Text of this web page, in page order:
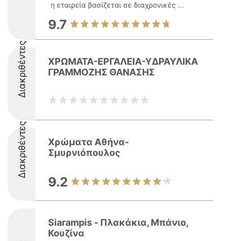
η εταιρεία βασίζεται σε διαχρονικές ...
9.7
Διακριθέντες
ΧΡΩΜΑΤΑ-ΕΡΓΑΛΕΙΑ-ΥΔΡΑΥΛΙΚΑ
ΓΡΑΜΜΟΖΗΣ ΘΑΝΑΣΗΣ
Διακριθέντες
Χρώματα Αθήνα-
Σμυρνιόπουλος
9.2
Siarampis - Πλακάκια, Μπάνιο,
Κουζίνα